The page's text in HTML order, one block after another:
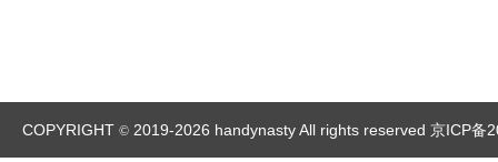
COPYRIGHT © 2019-2026 handynasty All rights reserved 京ICP备